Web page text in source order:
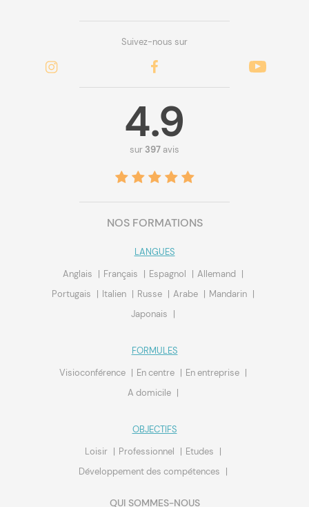
Suivez-nous sur
4.9
sur397 avis
NOS FORMATIONS
LANGUES
Anglais
Français Espagnol
Allemand
Portugais
Italien Russe Arabe
Mandarin
Japonais
FORMULES
Visioconférence
En centre
En entreprise
A domicile
OBJECTIFS
Loisir
Professionnel
Etudes
Développement des compétences
QUI SOMMES-NOUS